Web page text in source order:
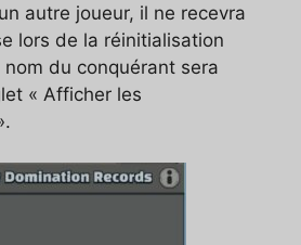
autre joueur, il ne recevra
lors de la réinitialisation
du conquérant sera
« Afficher les